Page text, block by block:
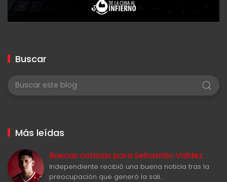
Buscar
Más leídas
Buenas noticias para Sebastián Valdez
Independiente recibió una buena noticia tras la
preocupación que generó la sali…